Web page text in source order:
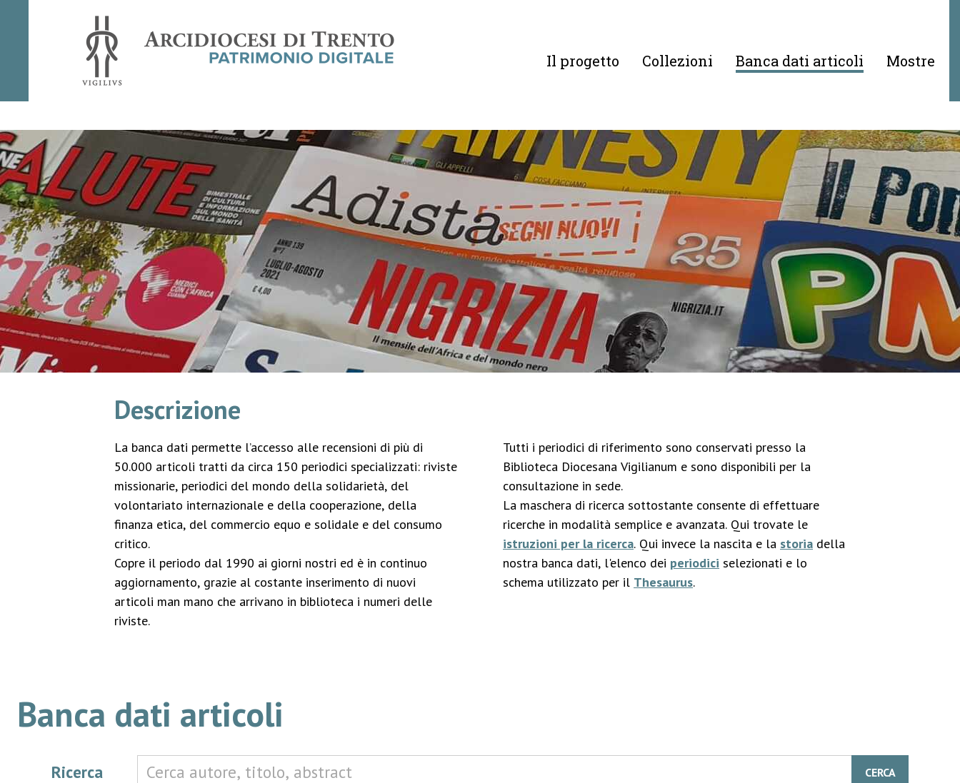
Il progetto Collezioni Banca dati articoli Mostre
Descrizione
La banca dati permette l’accesso alle recensioni di più di
50.000 articoli tratti da circa 150 periodici specializzati: riviste
missionarie, periodici del mondo della solidarietà, del
volontariato internazionale e della cooperazione, della
finanza etica, del commercio equo e solidale e del consumo
critico.
Copre il periodo dal 1990 ai giorni nostri ed è in continuo
aggiornamento, grazie al costante inserimento di nuovi
articoli man mano che arrivano in biblioteca i numeri delle
riviste.
Tutti i periodici di riferimento sono conservati presso la
Biblioteca Diocesana Vigilianum e sono disponibili per la
consultazione in sede.
La maschera di ricerca sottostante consente di effettuare
ricerche in modalità semplice e avanzata. Qui trovate le
istruzioni per la ricerca. Qui invece la nascita e la storia della
nostra banca dati, l'elenco dei periodici selezionati e lo
schema utilizzato per il Thesaurus.
Banca dati articoli
Ricerca CERCA